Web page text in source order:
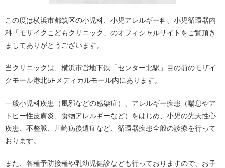
この度は横浜市都筑区の小児科、小児アレルギー科、小児循環器内
科「モザイクこどもクリニック」のオフィシャルサイトをご覧頂き
ましてありがとうございます。
当クリニックは、横浜市営地下鉄「センター北駅」目の前のモザイ
クモール港北5Fメディカルモール内にあります。
一般小児科疾患（風邪などの感染症）、アレルギー疾患（喘息やア
トピー性皮膚炎、食物アレルギーなど）をはじめ、小児の先天性心
疾患、不整脈、川崎病後遺症など、循環器疾患全般の診療を行って
おります。
また、各種予防接種や乳幼児健診なども行っておりますので、お子